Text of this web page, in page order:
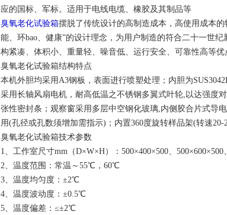
应的国标、军标。适用于电线电缆、橡胶及其制品等
臭氧老化试验箱摆脱了传统设计的高制造成本，高使用成本
能、环bao、健康”的设计理念，为用户制造的符合二十一世
构紧凑、体积小、重量轻、噪音低、运行安全、可靠性高等优
臭氧老化试验箱结构特点
本机外胆均采用A3钢板，表面进行喷塑处理；内胆为
采用长轴风扇电机，耐高低温之不锈钢多翼式叶轮,以达强度
张性密封条；观察窗采用多层中空钢化玻璃,内侧胶合片式导
用(孔径或孔数须增加需指示)；内置360度旋转样品架(转速20-
臭氧老化试验箱技术参数
1、工作室尺寸mm（D×W×H）：500×400×500、
2、温度范围：常温～55℃，60℃
3、温度均匀度：±2℃
4、温度波动度：±0.5℃
5、温度偏差：≤±2℃